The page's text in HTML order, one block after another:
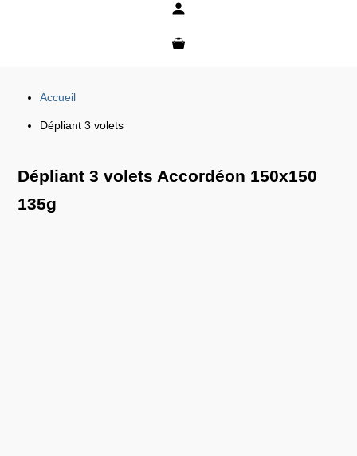
Accueil
Dépliant 3 volets
Dépliant 3 volets Accordéon 150x150
135g